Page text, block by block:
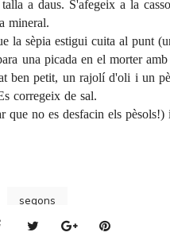
a daus. S'afegeix a la
mineral.
la sèpia estigui cuita al punt
una picada en el morter
ben petit, un rajolí d'oli i un
corregeix de sal.
no es desfacin els pèsols!)
segons